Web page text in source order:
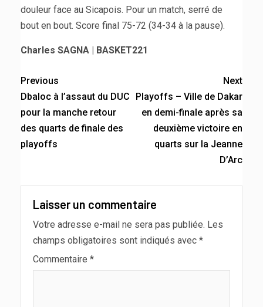
douleur face au Sicapois. Pour un match, serré de
bout en bout. Score final 75-72 (34-34 à la pause).
Charles SAGNA | BASKET221
Previous
Dbaloc à l’assaut du DUC
pour la manche retour
des quarts de finale des
playoffs
Next
Playoffs – Ville de Dakar
en demi-finale après sa
deuxième victoire en
quarts sur la Jeanne
D’Arc
Laisser un commentaire
Votre adresse e-mail ne sera pas publiée. Les
champs obligatoires sont indiqués avec *
Commentaire *